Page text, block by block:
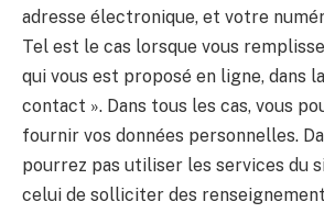
adresse électronique, et votre
Tel est le cas lorsque vous
qui vous est proposé en ligne, dans
contact ». Dans tous les cas, vous
fournir vos données personnelles.
pourrez pas utiliser les services du
celui de solliciter des